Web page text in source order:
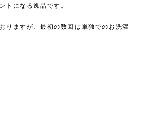
トになる逸品です。
りますが、最初の数回は単独でのお洗濯